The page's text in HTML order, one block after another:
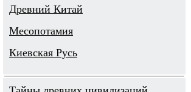
Древний Китай
Месопотамия
Киевская Русь